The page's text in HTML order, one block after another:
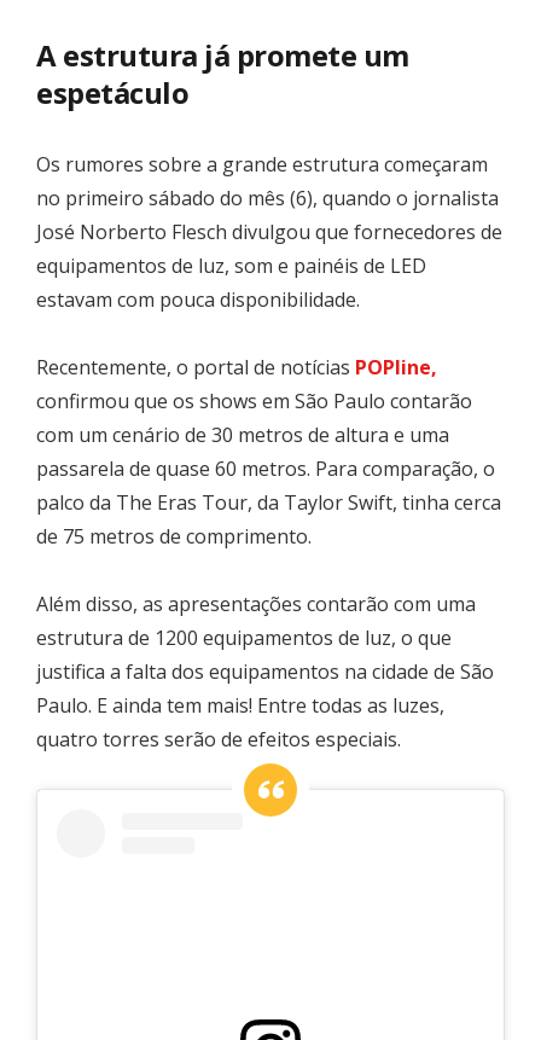
A estrutura já promete um
espetáculo
Os rumores sobre a grande estrutura começaram
no primeiro sábado do mês (6), quando o jornalista
José Norberto Flesch divulgou que fornecedores de
equipamentos de luz, som e painéis de LED
estavam com pouca disponibilidade.
Recentemente, o portal de notícias POPline,
confirmou que os shows em São Paulo contarão
com um cenário de 30 metros de altura e uma
passarela de quase 60 metros. Para comparação, o
palco da The Eras Tour, da Taylor Swift, tinha cerca
de 75 metros de comprimento.
Além disso, as apresentações contarão com uma
estrutura de 1200 equipamentos de luz, o que
justifica a falta dos equipamentos na cidade de São
Paulo. E ainda tem mais! Entre todas as luzes,
quatro torres serão de efeitos especiais.